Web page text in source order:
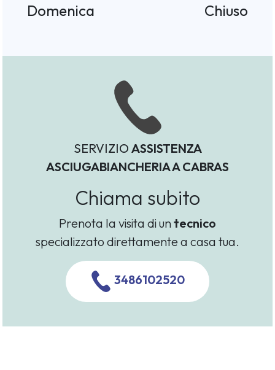
Domenica
Chiuso
SERVIZIO ASSISTENZA
ASCIUGABIANCHERIA A CABRAS
Chiama subito
Prenota la visita di untecnico
specializzato direttamente a casa tua.
3486102520